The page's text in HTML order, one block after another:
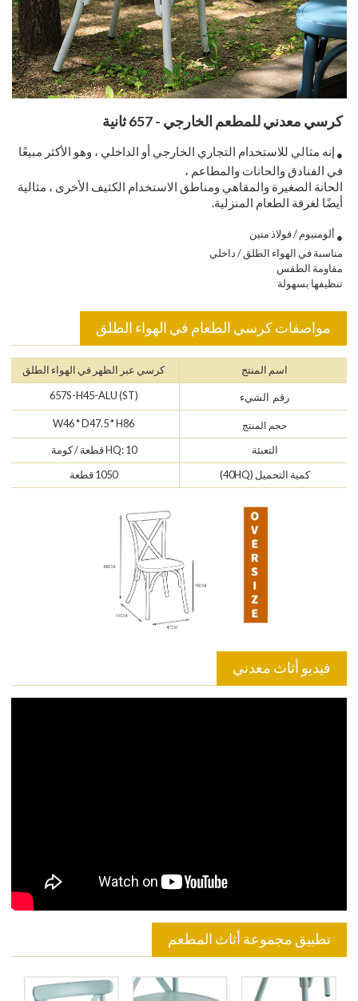
كرسي معدني للمطعم الخارجي - 657 ثانية
● إنه مثالي للاستخدام التجاري الخارجي أو الداخلي ، وهو الأكثر مبيعًا
في الفنادق والحانات والمطاعم ،
الحانة الصغيرة والمقاهي ومناطق الاستخدام الكثيف الأخرى ، مثالية
أيضًا لغرفة الطعام المنزلية.
● ألومنيوم / فولاذ متين
مناسبة في الهواء الطلق / داخلي
مقاومة الطقس
تنظيفها بسهولة
مواصفات كرسي الطعام في الهواء الطلق
اسم المنتج كرسي عبر الظهر في الهواء الطلق
رقم الشيء 657S-H45-ALU (ST)
حجم المنتج W46 * D47.5 * H86
التعبئة
HQ: 10 قطعة / كومة
كمية التحميل (40HQ)
1050 قطعة
فيديو أثاث معدني
تطبيق مجموعة أثاث المطعم